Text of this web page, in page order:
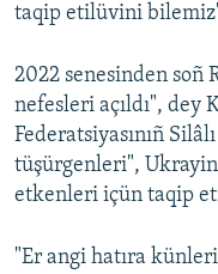
taqip etilüvini
2022 senesinden
nefesleri açıldı", dey
Federatsiyasınıñ
tüşürgenleri",
etkenleri içün taqip
"Er angi hatıra